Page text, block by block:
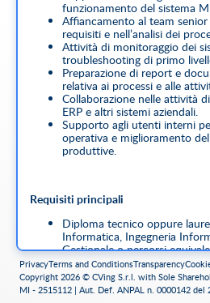
funzionamento del sistema
Affiancamento al team
requisiti e nell’analisi dei
Attività di monitoraggio dei
troubleshooting di primo
Preparazione di report e
relativa ai processi e alle
Collaborazione nelle attività
ERP e altri sistemi aziendali.
Supporto agli utenti interni
operativa e miglioramento
produttive.
Requisiti principali
Diploma tecnico oppure
Informatica, Ingegneria
Gestionale o percorsi
Conoscenza base dei sistemi
Interesse per i processi
e della digitalizzazione
PrivacyTerms and ConditionsTransparency
Copyright 2026 © CVing S.r.l. with Sole
MI - 2515112 | Aut. Def. ANPAL n. 0000142